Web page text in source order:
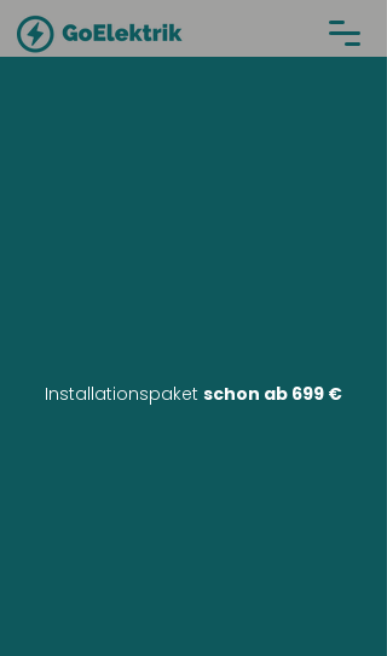
Installationspaket schon ab 699 €